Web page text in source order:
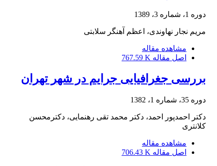
دوره 1، شماره 3، 1389
مریم نجار نهاوندی، اعظم آهنگر سلابتی
مشاهده مقاله
اصل مقاله 767.59 K
بررسی جغرافیایی جرایم در شهر تهران
دوره 35، شماره 1، 1382
دکتر احمدپور احمد، دکتر محمد تقی رهنمایی، دکترمحسن
کلانتری
مشاهده مقاله
اصل مقاله 706.43 K